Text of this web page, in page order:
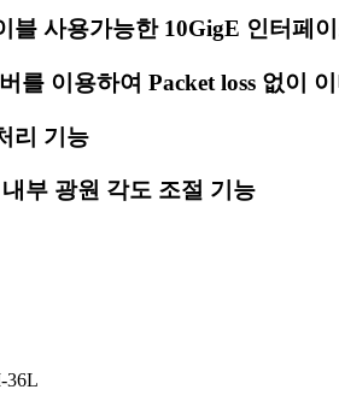
블 사용가능한 10GigE 인터페
를 이용하여 Packet loss 없이
리 기능
부 광원 각도 조절 기능
36L